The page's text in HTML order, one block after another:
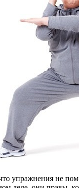
упражнения не